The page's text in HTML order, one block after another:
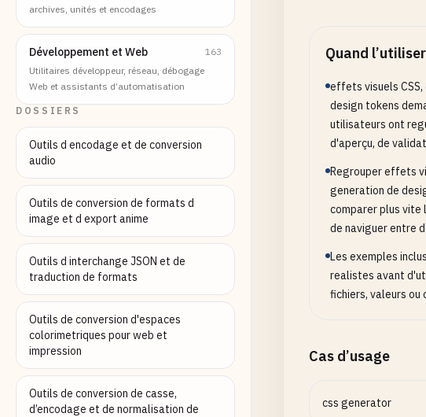
archives, unités et encodages
Développement et Web
163
Utilitaires développeur, réseau, débogage
Web et assistants d’automatisation
DOSSIERS
Outils d encodage et de conversion
audio
Outils de conversion de formats d
image et d export anime
Outils d interchange JSON et de
traduction de formats
Outils de conversion d'espaces
colorimetriques pour web et
impression
Outils de conversion de casse,
d’encodage et de normalisation de
Quand l’utiliser
effets visuels
design tokens
utilisateurs ont
d'aperçu, de
Regrouper effets
generation de
comparer plus vite
de naviguer entre
Les exemples
realistes avant
fichiers, valeurs ou
Cas d’usage
css generator